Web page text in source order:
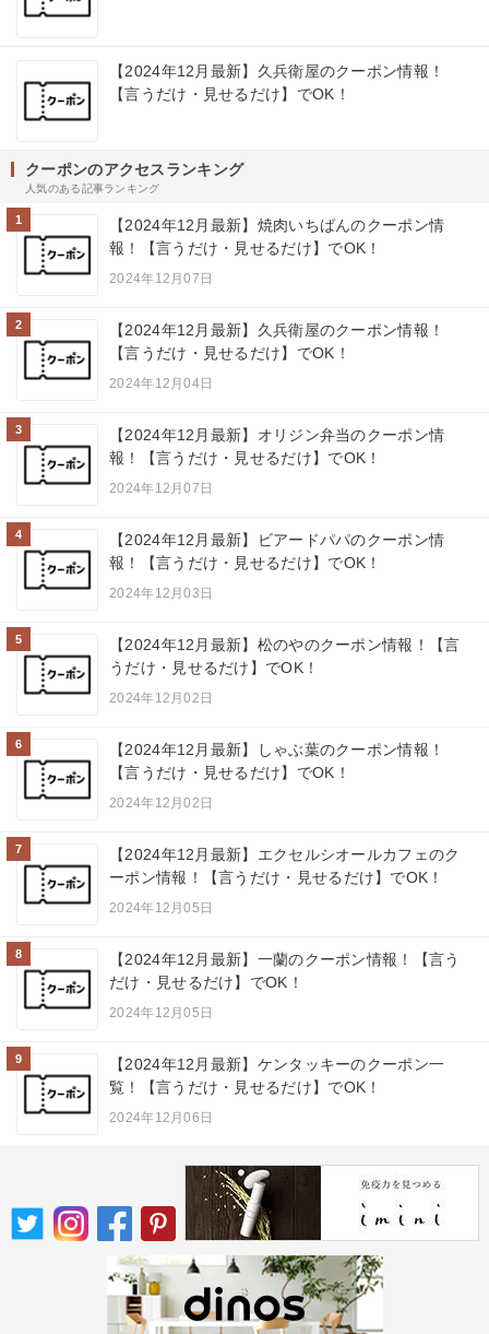
【2024年12月最新】久兵衛屋のクーポン情報！
【言うだけ・見せるだけ】でOK！
クーポンのアクセスランキング
人気のある記事ランキング
1
【2024年12月最新】焼肉いちばんのクーポン情
報！【言うだけ・見せるだけ】でOK！
2024年12月07日
2
【2024年12月最新】久兵衛屋のクーポン情報！
【言うだけ・見せるだけ】でOK！
2024年12月04日
3
【2024年12月最新】オリジン弁当のクーポン情
報！【言うだけ・見せるだけ】でOK！
2024年12月07日
4
【2024年12月最新】ビアードパパのクーポン情
報！【言うだけ・見せるだけ】でOK！
2024年12月03日
5
【2024年12月最新】松のやのクーポン情報！【言
うだけ・見せるだけ】でOK！
2024年12月02日
6
【2024年12月最新】しゃぶ葉のクーポン情報！
【言うだけ・見せるだけ】でOK！
2024年12月02日
7
【2024年12月最新】エクセルシオールカフェのク
ーポン情報！【言うだけ・見せるだけ】でOK！
2024年12月05日
8
【2024年12月最新】一蘭のクーポン情報！【言う
だけ・見せるだけ】でOK！
2024年12月05日
9
【2024年12月最新】ケンタッキーのクーポン一
覧！【言うだけ・見せるだけ】でOK！
2024年12月06日